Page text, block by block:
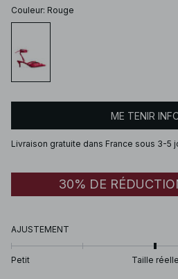
Couleur: Rouge
ME TENIR
Livraison gratuite dans France sous 3-5
30% DE
AJUSTEMENT
Petit Taille réelle